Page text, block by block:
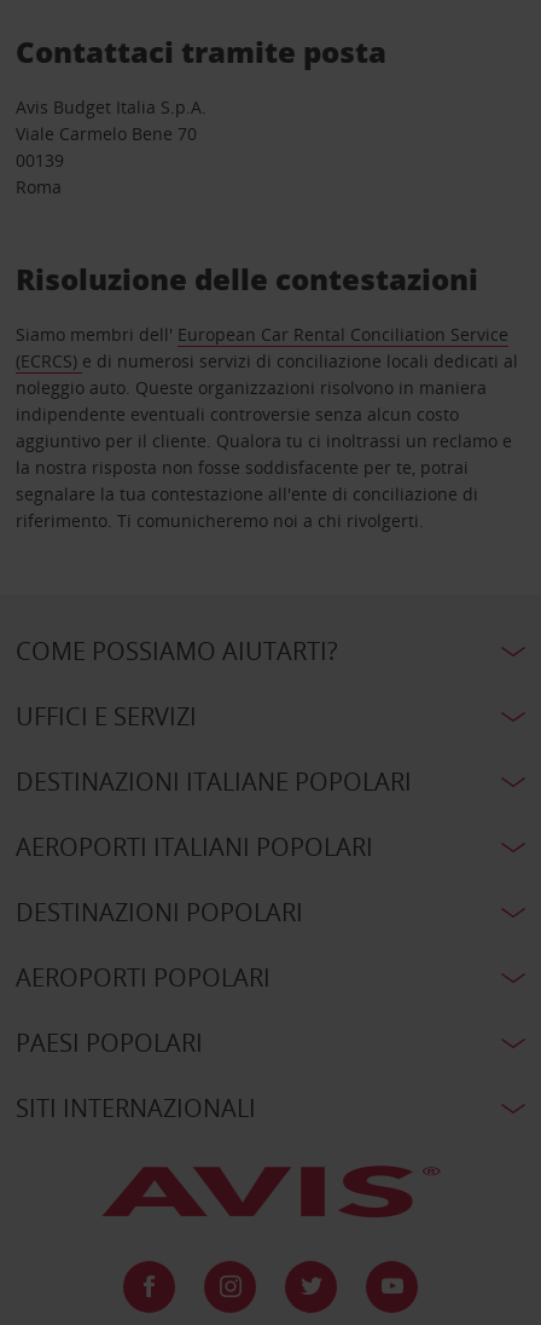
Contattaci tramite posta
Avis Budget Italia S.p.A.
Viale Carmelo Bene 70
00139
Roma
Risoluzione delle contestazioni
Siamo membri dell' European Car Rental Conciliation Service
(ECRCS) e di numerosi servizi di conciliazione locali dedicati al
noleggio auto. Queste organizzazioni risolvono in maniera
indipendente eventuali controversie senza alcun costo
aggiuntivo per il cliente. Qualora tu ci inoltrassi un reclamo e
la nostra risposta non fosse soddisfacente per te, potrai
segnalare la tua contestazione all'ente di conciliazione di
riferimento. Ti comunicheremo noi a chi rivolgerti.
COME POSSIAMO AIUTARTI?
UFFICI E SERVIZI
DESTINAZIONI ITALIANE POPOLARI
AEROPORTI ITALIANI POPOLARI
DESTINAZIONI POPOLARI
AEROPORTI POPOLARI
PAESI POPOLARI
SITI INTERNAZIONALI